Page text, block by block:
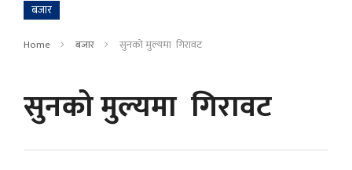
बजार
Home बजार सुनको मुल्यमा गिरावट
सुनको मुल्यमा गिरावट